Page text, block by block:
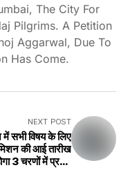
The City For
Pilgrims. A Petition
Aggarwal, Due To
Has Come.
NEXT POST
सभी विषय के लिए
की आई तारीख
3 चरणों में प्रवेश